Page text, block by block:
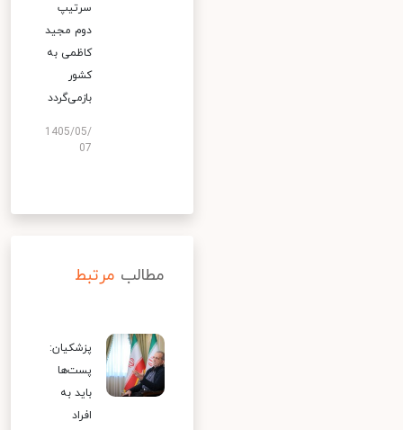
سرتیپ
دوم مجید
کاظمی به
کشور
بازمی‌گردد
1405/05/
07
مطالب مرتبط
پزشکیان:
پست‌ها
باید به
افراد